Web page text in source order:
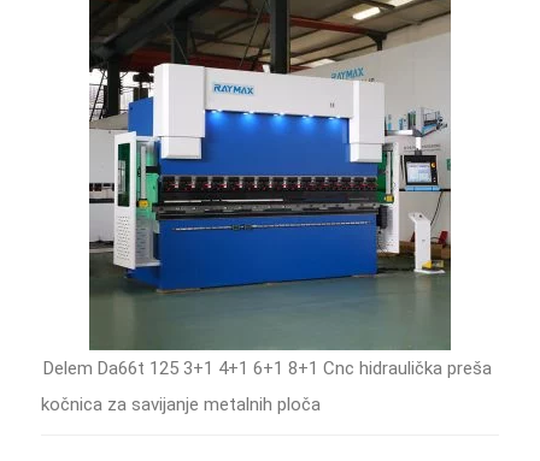
Delem Da66t 125 3+1 4+1 6+1 8+1 Cnc hidraulička preša
kočnica za savijanje metalnih ploča